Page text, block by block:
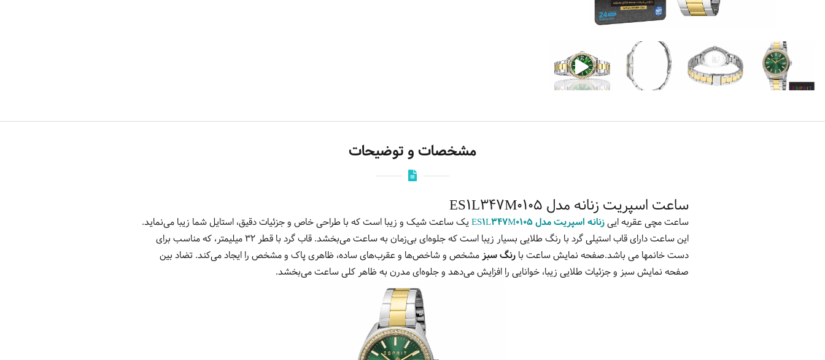
مشخصات و توضیحات
ساعت اسپریت زنانه مدل ES1L347M0105
ساعت مچی عقربه اییزنانه اسپریت مدل ES1L347M0105
یک ساعت شیک و زیبا است که با طراحی خاص و جزئیات دقیق، استایل شما زیبا می‌نماید.
این ساعت دارای قاب استیلی گرد با رنگ طلایی بسیار زیبا است که جلوه‌ای بی‌زمان به ساعت می‌بخشد. قاب گرد با قطر 32 میلیمتر، که مناسب برای
دست خانمها می باشد.صفحه نمایش ساعت با رنگ سبزمشخص و شاخص‌ها و عقرب‌های ساده، ظاهری پاک و مشخص را ایجاد می‌کند. تضاد بین
صفحه نمایش سبز و جزئیات طلایی زیبا، خوانایی را افزایش می‌دهد و جلوه‌ای مدرن به ظاهر کلی ساعت می‌بخشد.